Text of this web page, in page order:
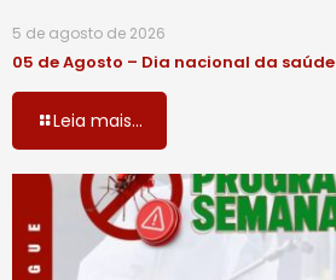
5 de agosto de 2026
05 de Agosto – Dia nacional da saúde
Leia mais...